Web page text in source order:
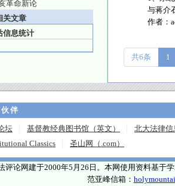
革命新论
关文章
信息统计
与蒋介
作者：
共6条 1
伴
坛 基督教经典图书馆（英文）
北大法律信
Classics
圣山网（.com）
评论网建于2000年5月26日。本网使用资料基于
范亚峰信箱：